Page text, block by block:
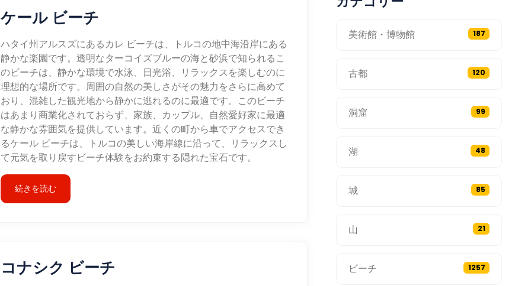
ケール ビーチ
ハタイ州アルスズにあるカレ ビーチは、トルコの地中海沿岸にある
静かな楽園です。透明なターコイズブルーの海と砂浜で知られるこ
のビーチは、静かな環境で水泳、日光浴、リラックスを楽しむのに
理想的な場所です。周囲の自然の美しさがその魅力をさらに高めて
おり、混雑した観光地から静かに逃れるのに最適です。このビーチ
はあまり商業化されておらず、家族、カップル、自然愛好家に最適
な静かな雰囲気を提供しています。近くの町から車でアクセスでき
るケール ビーチは、トルコの美しい海岸線に沿って、リラックスし
て元気を取り戻すビーチ体験をお約束する隠れた宝石です。
続きを読む
コナシク ビーチ
美術館・博物館 187
古都 120
洞窟 99
湖 48
城 85
山 21
ビーチ 1257